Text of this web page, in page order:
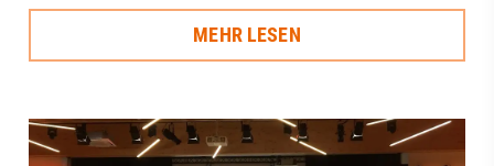
MEHR LESEN